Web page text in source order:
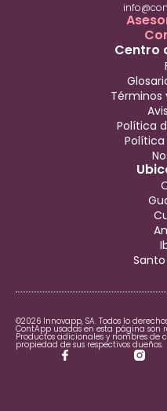
Centro
Términos
Política
©2026 Innovapp, SA. Todos lo
ContApp usadas en esta página son
Productos adicionales y nombres de
propiedad de sus respectivos dueños.